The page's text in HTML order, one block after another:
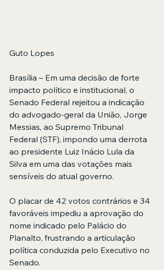
Guto Lopes
Brasília – Em uma decisão de forte
impacto político e institucional, o
Senado Federal rejeitou a indicação
do advogado-geral da União, Jorge
Messias, ao Supremo Tribunal
Federal (STF), impondo uma derrota
ao presidente Luiz Inácio Lula da
Silva em uma das votações mais
sensíveis do atual governo.
O placar de 42 votos contrários e 34
favoráveis impediu a aprovação do
nome indicado pelo Palácio do
Planalto, frustrando a articulação
política conduzida pelo Executivo no
Senado.